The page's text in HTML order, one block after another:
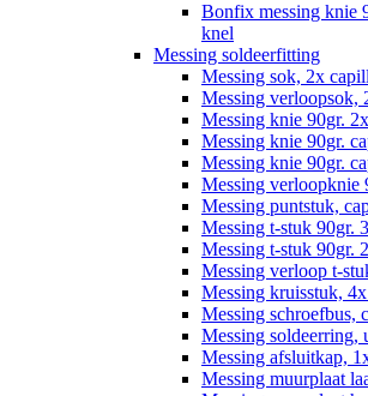
Bonfix messing knie
knel
Messing soldeerfitting
Messing sok, 2x
Messing verloopsok,
Messing knie 90gr.
Messing knie 90gr.
Messing knie 90gr.
Messing verloopknie
Messing puntstuk,
Messing t-stuk 90gr.
Messing t-stuk 90gr.
Messing verloop t-
Messing kruisstuk,
Messing schroefbus,
Messing
Messing afsluitkap,
Messing muurplaat